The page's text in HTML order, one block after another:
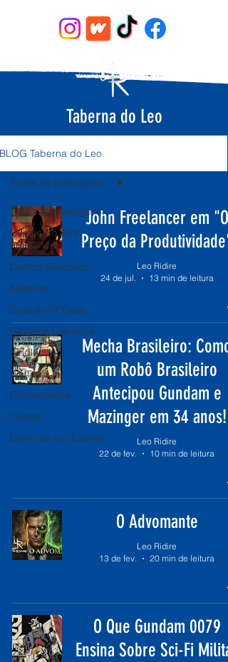
Taberna do Leo
BLOG Taberna do Leo
Todas as postagens...
Contos do John
Freelancer
Contos Aleatórios
Matérias
Guia do RPGista
Generos Literários
Kindle
Wattpad
Curiosidades
Contos
Diário de um Escritor
Todas as postagens...
John Freelancer em "O
Preço da Produtividade"
Leo Ridire
24 de jul.
13 min de leitura
Mecha Brasileiro: Como
um Robô Brasileiro
Antecipou Gundam e
Mazinger em 34 anos!
Leo Ridire
22 de fev.
10 min de leitura
O Advomante
Leo Ridire
13 de fev.
20 min de leitura
O Que Gundam 0079
Ensina Sobre Sci-Fi Militar